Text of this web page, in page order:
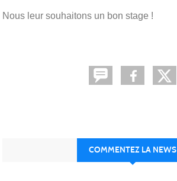
Nous leur souhaitons un bon stage !
COMMENTEZ LA NEWS